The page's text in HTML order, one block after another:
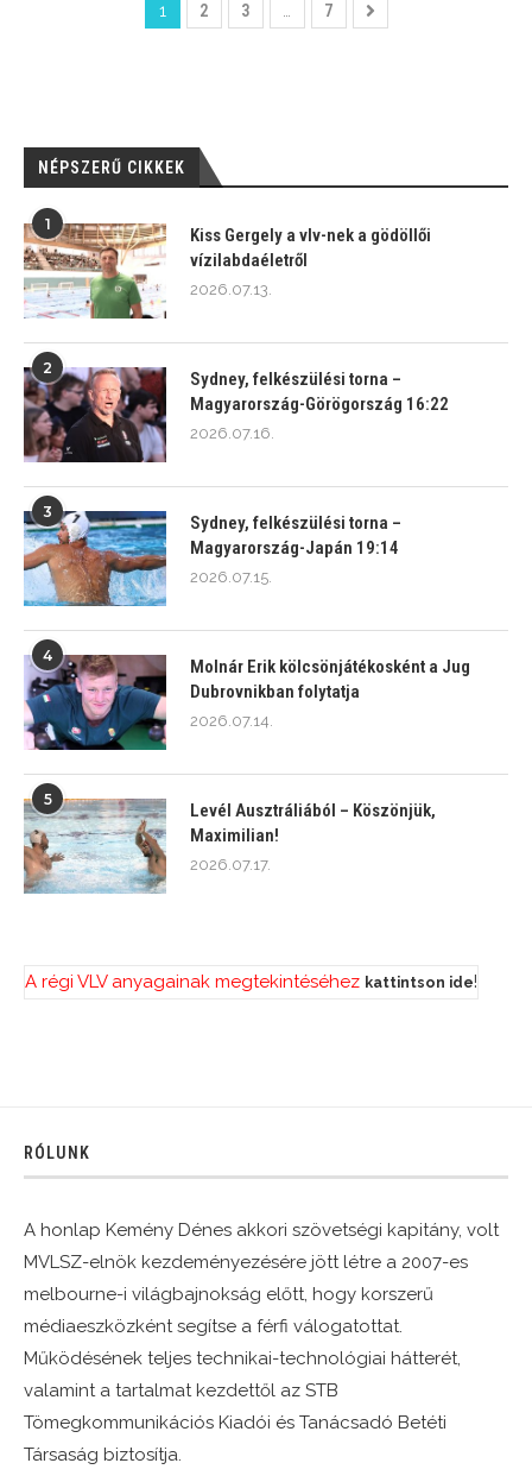
1 2 3 7
NÉPSZERŰ CIKKEK
1
Kiss Gergely a vlv-nek a gödöllői
vízilabdaéletről
2026.07.13.
2
Sydney, felkészülési torna –
Magyarország-Görögország 16:22
2026.07.16.
3
Sydney, felkészülési torna –
Magyarország-Japán 19:14
2026.07.15.
4
Molnár Erik kölcsönjátékosként a Jug
Dubrovnikban folytatja
2026.07.14.
5
Levél Ausztráliából – Köszönjük,
Maximilian!
2026.07.17.
A régi VLV anyagainak megtekintéséhez kattintson ide!
RÓLUNK
A honlap Kemény Dénes akkori szövetségi kapitány, volt
MVLSZ-elnök kezdeményezésére jött létre a 2007-es
melbourne-i világbajnokság előtt, hogy korszerű
médiaeszközként segítse a férfi válogatottat.
Működésének teljes technikai-technológiai hátterét,
valamint a tartalmat kezdettől az STB
Tömegkommunikációs Kiadói és Tanácsadó Betéti
Társaság biztosítja.